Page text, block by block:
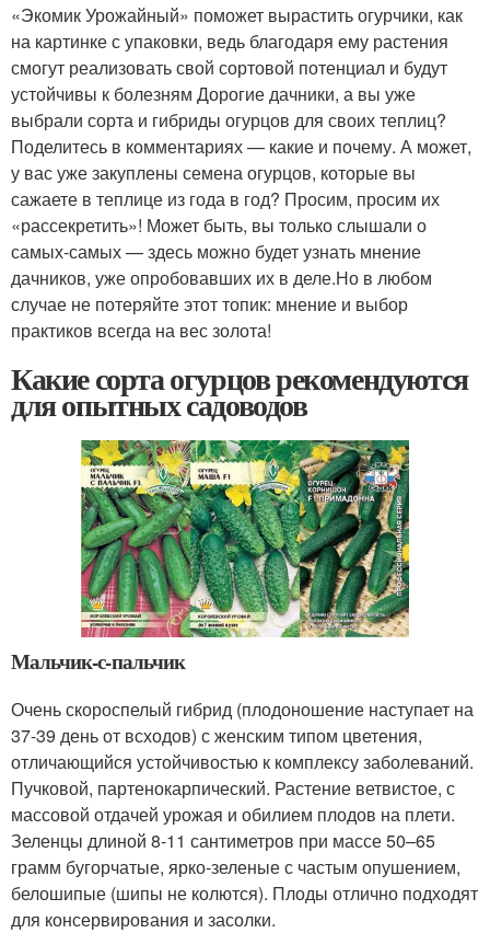
«Экомик Урожайный» поможет вырастить огурчики, как
на картинке с упаковки, ведь благодаря ему растения
смогут реализовать свой сортовой потенциал и будут
устойчивы к болезням Дорогие дачники, а вы уже
выбрали сорта и гибриды огурцов для своих теплиц?
Поделитесь в комментариях — какие и почему. А может,
у вас уже закуплены семена огурцов, которые вы
сажаете в теплице из года в год? Просим, просим их
«рассекретить»! Может быть, вы только слышали о
самых-самых — здесь можно будет узнать мнение
дачников, уже опробовавших их в деле.Но в любом
случае не потеряйте этот топик: мнение и выбор
практиков всегда на вес золота!
Какие сорта огурцов рекомендуются
для опытных садоводов
Мальчик-с-пальчик
Очень скороспелый гибрид (плодоношение наступает на
37-39 день от всходов) с женским типом цветения,
отличающийся устойчивостью к комплексу заболеваний.
Пучковой, партенокарпический. Растение ветвистое, с
массовой отдачей урожая и обилием плодов на плети.
Зеленцы длиной 8-11 сантиметров при массе 50–65
грамм бугорчатые, ярко-зеленые с частым опушением,
белошипые (шипы не колются). Плоды отлично подходят
для консервирования и засолки.